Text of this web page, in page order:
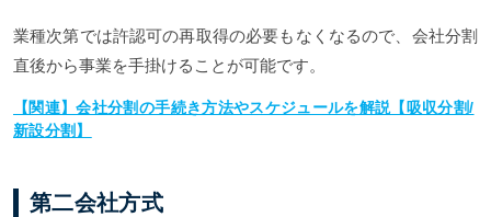
業種次第では許認可の再取得の必要もなくなるので、会社分割
直後から事業を手掛けることが可能です。
【関連】会社分割の手続き方法やスケジュールを解説【吸収分割/
新設分割】
第二会社方式